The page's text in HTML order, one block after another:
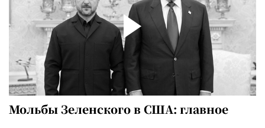
Мольбы Зеленского в США: главное